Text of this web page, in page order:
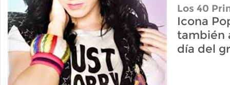
Los 40
Icona
también
día del